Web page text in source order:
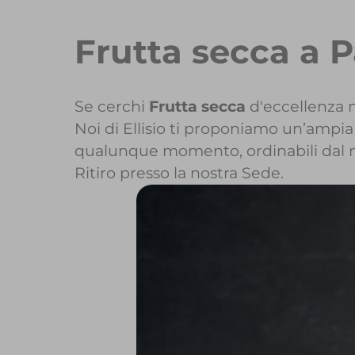
Frutta secca a
Se cerchi Frutta secca d'eccellenza
Noi di Ellisio ti proponiamo
qualunque momento, ordinabili dal
Ritiro presso la nostra Sede.
Per maggiori
Per